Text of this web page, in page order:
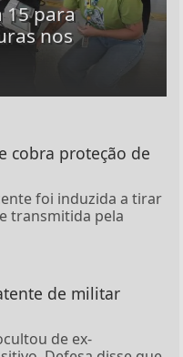
15 para
nos
cobra proteção de
foi induzida a tirar
transmitida pela
de militar
de ex-